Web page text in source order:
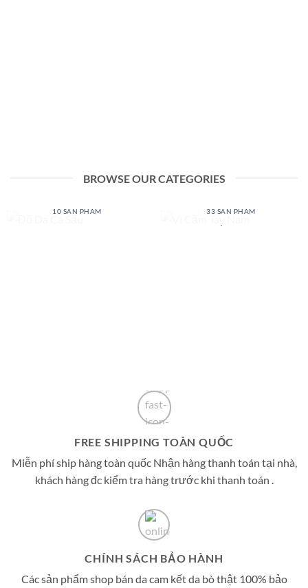
BROWSE OUR CATEGORIES
10 SẢN PHẨM 33 SẢN PHẨM
FREE SHIPPING TOÀN QUỐC
Miễn phí ship hàng toàn quốc Nhận hàng thanh toán tại nhà,
khách hàng đc kiểm tra hàng trước khi thanh toán .
CHÍNH SÁCH BẢO HÀNH
Các sản phẩm shop bán da cam kết da bò thật 100% bảo